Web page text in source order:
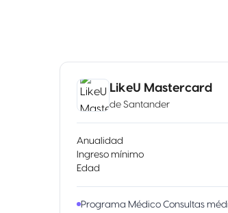
LikeU Mastercard
de Santander
Anualidad
Ingreso mínimo
Edad
Programa Médico Consultas